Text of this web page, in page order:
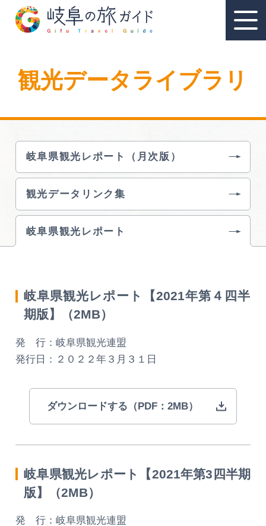
教育旅行モデルコース
資料請求
MICEにおすすめな施設一覧
データライブラリー
観光データライブラリー
フォトライブラリー
観光データライブラリ
岐阜県観光レポート
岐阜県観光レポート（月次版）
観光データリンク集
岐阜県観光レポート【2021年第４四半
期版】（2MB）
発 行：岐阜県観光連盟
発行日：２０２２年３月３１日
ダウンロードする（PDF：2MB）
岐阜県観光レポート【2021年第3四半期
版】（2MB）
発 行：岐阜県観光連盟